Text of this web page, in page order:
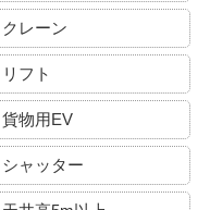
クレーン
リフト
貨物用EV
シャッター